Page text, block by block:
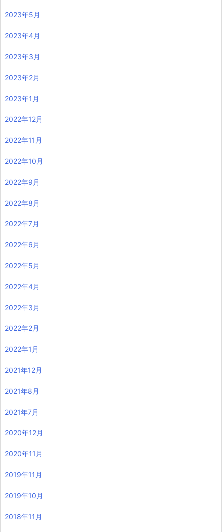
2023年5月
2023年4月
2023年3月
2023年2月
2023年1月
2022年12月
2022年11月
2022年10月
2022年9月
2022年8月
2022年7月
2022年6月
2022年5月
2022年4月
2022年3月
2022年2月
2022年1月
2021年12月
2021年8月
2021年7月
2020年12月
2020年11月
2019年11月
2019年10月
2018年11月